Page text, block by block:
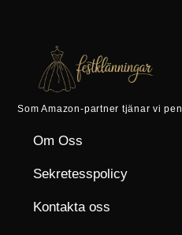
Som Amazon-partner tjänar vi
Om Oss
Sekretesspolicy
Kontakta oss